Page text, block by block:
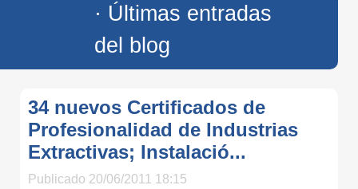
· Últimas entradas
del blog
34 nuevos Certificados de
Profesionalidad de Industrias
Extractivas; Instalació...
Publicado 20/06/2011 18:15